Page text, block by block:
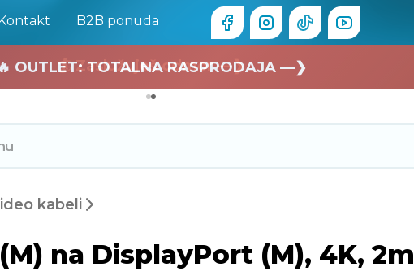
B2B ponuda
🏄 Zaslužuješ odmor —❯
OUTLET: TOTALNA RASPRODAJA —❯
kabeli
na DisplayPort (M), 4K, 2m